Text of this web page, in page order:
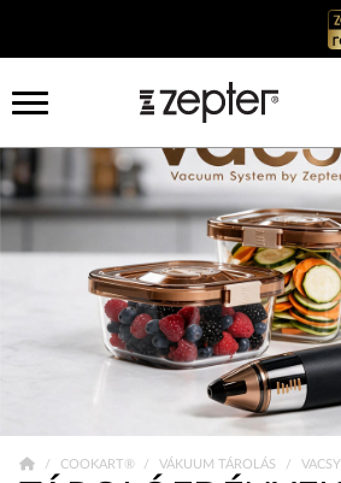
COOKART® VÁKUUM TÁROLÁS VACSY